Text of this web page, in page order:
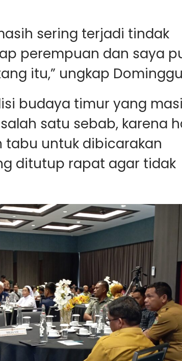
sering terjadi tindak
perempuan dan saya
itu,” ungkap
budaya timur yang
satu sebab, karena
untuk dibicarakan
ditutup rapat agar tidak